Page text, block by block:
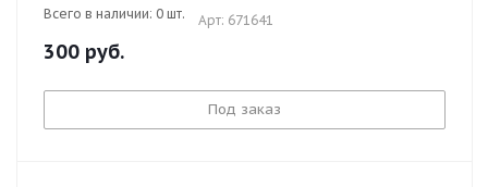
Всего в наличии: 0 шт. Арт: 671641
300 руб.
Под заказ